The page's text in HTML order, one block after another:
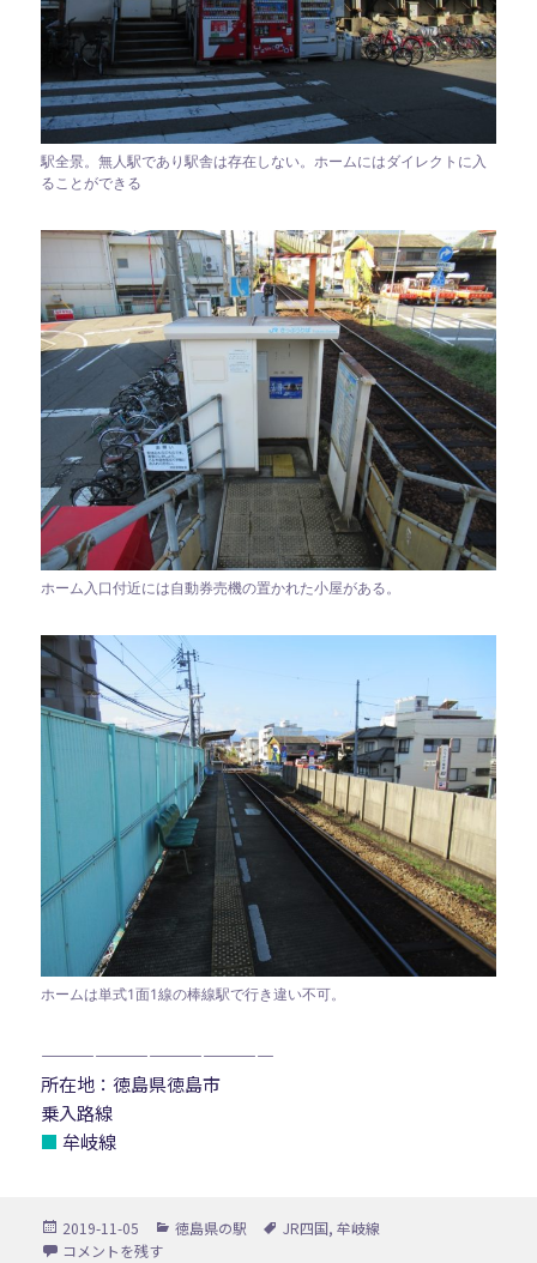
駅全景。無人駅であり駅舎は存在しない。ホームにはダイレクトに入
ることができる
ホーム入口付近には自動券売機の置かれた小屋がある。
ホームは単式1面1線の棒線駅で行き違い不可。
—————————————
所在地：徳島県徳島市
乗入路線
■牟岐線
投
稿
2019-11-05
カ
徳島県の駅
タ
JR四国,牟岐線
阿波富田駅 に
コメントを残す